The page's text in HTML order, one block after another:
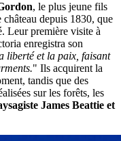
, le plus jeune fils
depuis 1830, que
Leur première visite à
enregistra son
liberté et la paix, faisant
" Ils acquirent la
tandis que des
sur les forêts, les
James Beattie et